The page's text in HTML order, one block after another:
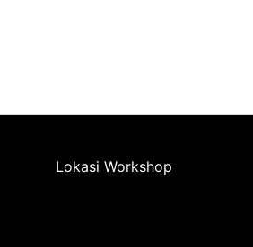
Lokasi Workshop